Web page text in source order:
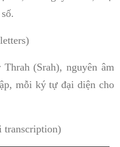
(Srah), nguyên âm
mỗi ký tự đại diện cho
transcription)